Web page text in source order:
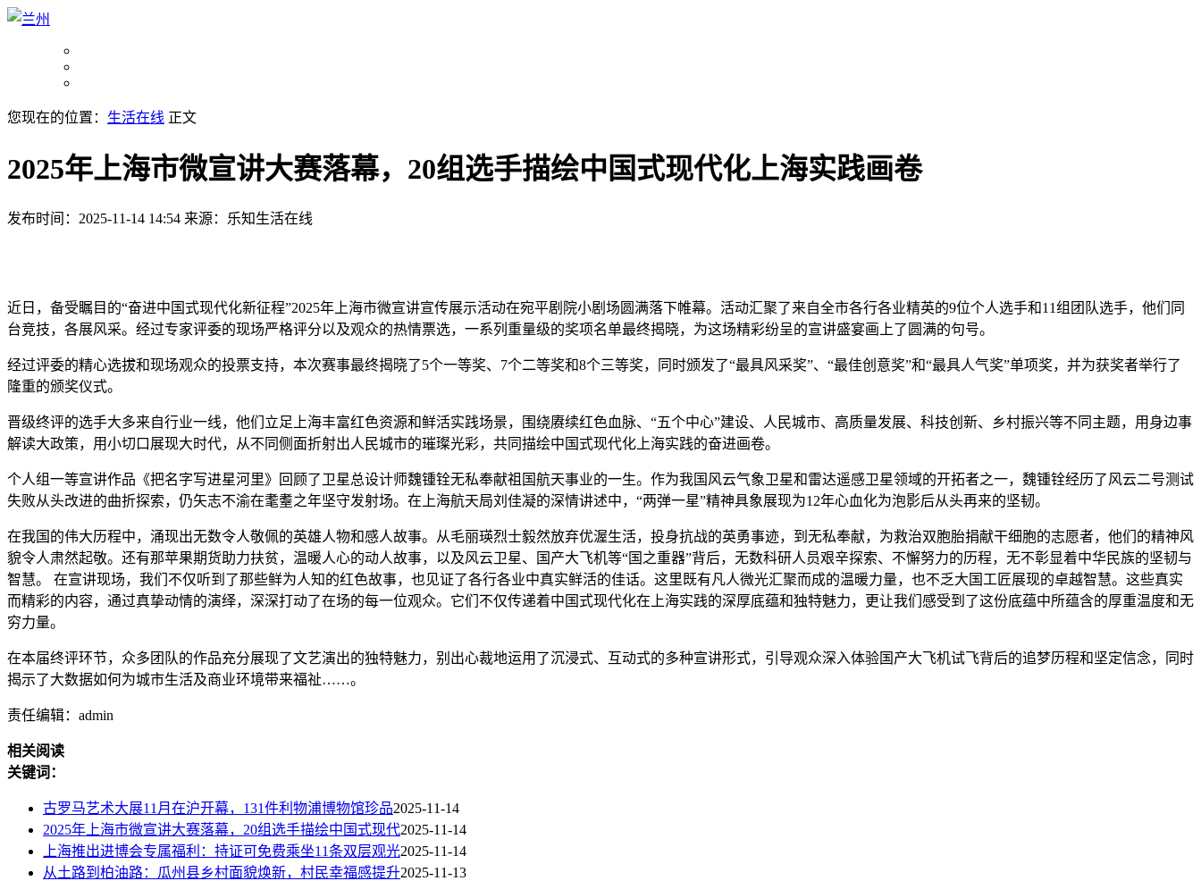
您现在的位置： 生活在线 正文
2025年上海市微宣讲大赛落幕，20组选手描绘中国式现代化上海实践画卷
发布时间：2025-11-14 14:54 来源：乐知生活在线
近日，备受瞩目的“奋进中国式现代化新征程”2025年上海市微宣讲宣传展示活动在宛平剧院小剧场圆满落下帷幕。活动汇聚了来自全市各行各业精英的9位个人选手和11组团队选手，他们同
台竞技，各展风采。经过专家评委的现场严格评分以及观众的热情票选，一系列重量级的奖项名单最终揭晓，为这场精彩纷呈的宣讲盛宴画上了圆满的句号。
经过评委的精心选拔和现场观众的投票支持，本次赛事最终揭晓了5个一等奖、7个二等奖和8个三等奖，同时颁发了“最具风采奖”、“最佳创意奖”和“最具人气奖”单项奖，并为获奖者举行了
隆重的颁奖仪式。
晋级终评的选手大多来自行业一线，他们立足上海丰富红色资源和鲜活实践场景，围绕赓续红色血脉、“五个中心”建设、人民城市、高质量发展、科技创新、乡村振兴等不同主题，用身边事
解读大政策，用小切口展现大时代，从不同侧面折射出人民城市的璀璨光彩，共同描绘中国式现代化上海实践的奋进画卷。
个人组一等宣讲作品《把名字写进星河里》回顾了卫星总设计师魏锺铨无私奉献祖国航天事业的一生。作为我国风云气象卫星和雷达遥感卫星领域的开拓者之一，魏锺铨经历了风云二号测试
失败从头改进的曲折探索，仍矢志不渝在耄耋之年坚守发射场。在上海航天局刘佳凝的深情讲述中，“两弹一星”精神具象展现为12年心血化为泡影后从头再来的坚韧。
在我国的伟大历程中，涌现出无数令人敬佩的英雄人物和感人故事。从毛丽瑛烈士毅然放弃优渥生活，投身抗战的英勇事迹，到无私奉献，为救治双胞胎捐献干细胞的志愿者，他们的精神风
貌令人肃然起敬。还有那苹果期货助力扶贫，温暖人心的动人故事，以及风云卫星、国产大飞机等“国之重器”背后，无数科研人员艰辛探索、不懈努力的历程，无不彰显着中华民族的坚韧与
智慧。 在宣讲现场，我们不仅听到了那些鲜为人知的红色故事，也见证了各行各业中真实鲜活的佳话。这里既有凡人微光汇聚而成的温暖力量，也不乏大国工匠展现的卓越智慧。这些真实
而精彩的内容，通过真挚动情的演绎，深深打动了在场的每一位观众。它们不仅传递着中国式现代化在上海实践的深厚底蕴和独特魅力，更让我们感受到了这份底蕴中所蕴含的厚重温度和无
穷力量。
在本届终评环节，众多团队的作品充分展现了文艺演出的独特魅力，别出心裁地运用了沉浸式、互动式的多种宣讲形式，引导观众深入体验国产大飞机试飞背后的追梦历程和坚定信念，同时
揭示了大数据如何为城市生活及商业环境带来福祉……。
责任编辑：admin
相关阅读
关键词：
古罗马艺术大展11月在沪开幕，131件利物浦博物馆珍品2025-11-14
2025年上海市微宣讲大赛落幕，20组选手描绘中国式现代2025-11-14
上海推出进博会专属福利：持证可免费乘坐11条双层观光2025-11-14
从土路到柏油路：瓜州县乡村面貌焕新，村民幸福感提升2025-11-13